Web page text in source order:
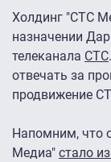
Холдинг "СТС
назначении
телеканала СТС
отвечать за
продвижение
Напомним, что
Медиа" стало